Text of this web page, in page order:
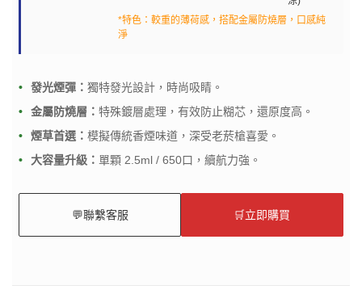
*特色：較重的薄荷感，搭配金屬防燒層，口感純
淨
發光煙彈：獨特發光設計，時尚吸睛。
金屬防燒層：特殊鍍層處理，有效防止糊芯，還原度高。
煙草首選：模擬傳統香煙味道，深受老菸槍喜愛。
大容量升級： 單顆 2.5ml / 650口，續航力強。
💬聯繫客服 🛒立即購買